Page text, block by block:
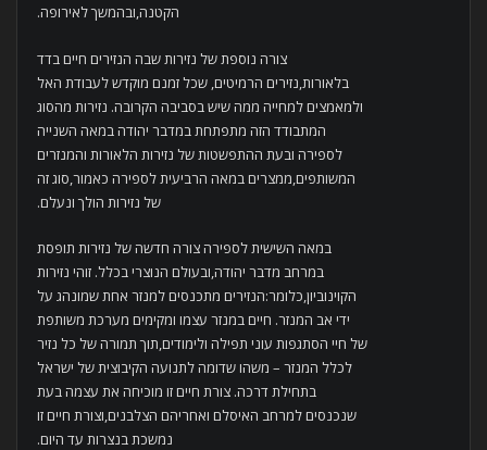
הקטנה,ובהמשך לאירופה.
צורה נוספת של נזירות שבה הנזירים חיים בדד
בלאורות,נזירים הרמיטים, שכל זמנם מוקדש לעבודת האל
ולמאמצים למחייה ממה שיש בסביבה הקרובה. נזירות מהסוג
המתבודד הזה מתפתחת במדבר יהודה במאה השנייה
לספירה ובעת ההתפשטות של נזירות הלאורות והמנזרים
המשותפים,ממצרים במאה הרביעית לספירה כאמור,סוג זה
של נזירות הולך ונעלם.
במאה השישית לספירה צורה חדשה של נזירות תופסת
במרחב מדבר יהודה,ובעולם הנוצרי בכלל. זוהי נזירות
הקוינוביון,כלומר:הנזירים מתכנסים למנזר אחת שמונהג על
ידי אב המנזר. חיים במנזר עצמו ומקימים מערכת משותפת
של חיי הסתגפות עוני תפילה ולימודים,תוך תמורה של כל נזיר
לכלל המנזר – משהו שדומה לתנועה הקיבוצית של ישראל
בתחילת דרכה. צורת חיים זו מוכיחה את עצמה בעת
שנכנסים למרחב האיסלם ואחריהם הצלבנים,וצורת חיים זו
נמשכת בנצרות עד היום.